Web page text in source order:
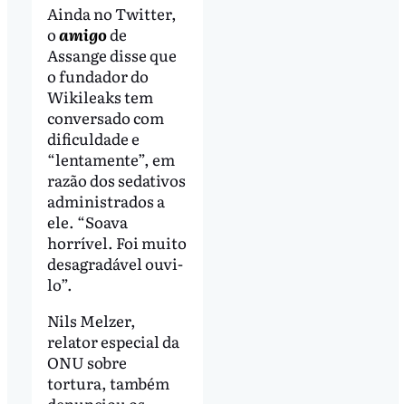
Ainda no Twitter,
oamigode
Assange disse que
o fundador do
Wikileaks tem
conversado com
dificuldade e
“lentamente”, em
razão dos sedativos
administrados a
ele. “Soava
horrível. Foi muito
desagradável ouvi-
lo”.
Nils Melzer,
relator especial da
ONU sobre
tortura, também